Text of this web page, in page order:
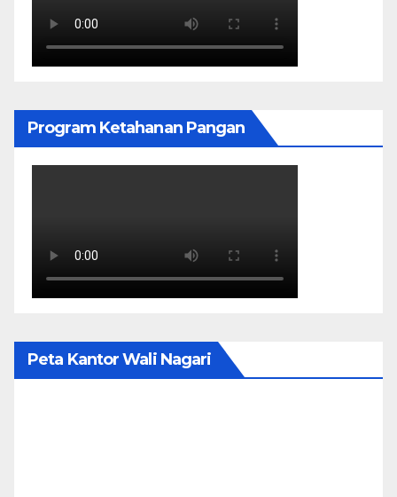
Program Ketahanan Pangan
Peta Kantor Wali Nagari